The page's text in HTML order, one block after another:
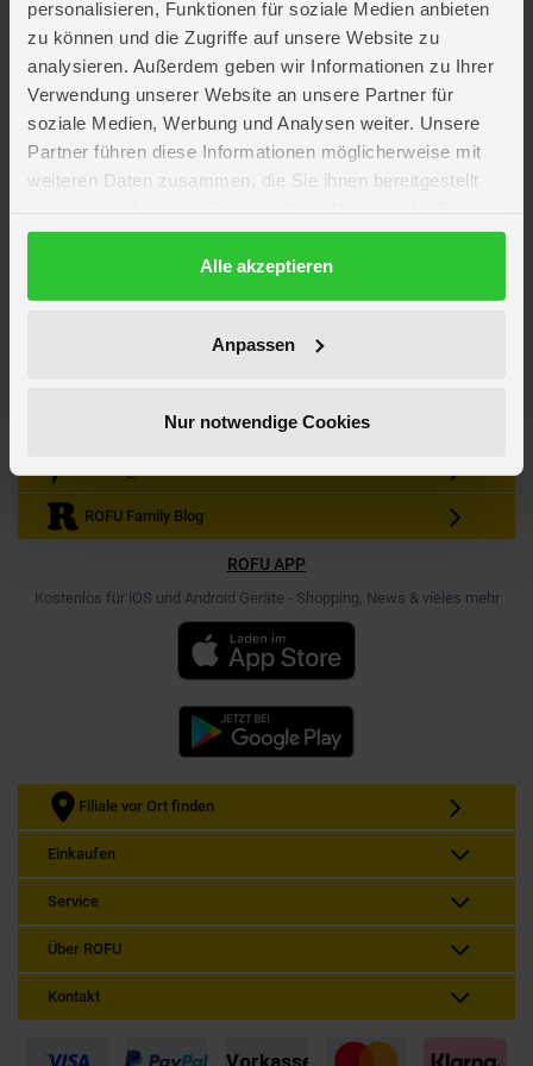
personalisieren, Funktionen für soziale Medien anbieten
zu können und die Zugriffe auf unsere Website zu
analysieren. Außerdem geben wir Informationen zu Ihrer
Verwendung unserer Website an unsere Partner für
soziale Medien, Werbung und Analysen weiter. Unsere
Partner führen diese Informationen möglicherweise mit
weiteren Daten zusammen, die Sie ihnen bereitgestellt
gesammelt haben.
DatenschutzerklärungAlle akzeptieren
Anpassen
Nur notwendige Cookies
Kein Angebot mehr verpassen
Zum Newsletter anmelden & Vorteile sichern
Anmelden
Gutscheine & Gewinnspiele
Neuheiten, Trends & Angebote
Werde unser Fan auf Facebook
ROFU Family Blog
ROFU APP
Kostenlos für iOS und Android Geräte - Shopping, News & vieles mehr
Filiale vor Ort finden
Einkaufen
Service
Über ROFU
Kontakt